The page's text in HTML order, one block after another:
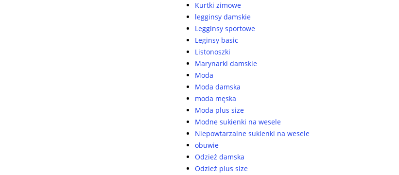
Kurtki zimowe
legginsy damskie
Legginsy sportowe
Leginsy basic
Listonoszki
Marynarki damskie
Moda
Moda damska
moda męska
Moda plus size
Modne sukienki na wesele
Niepowtarzalne sukienki na wesele
obuwie
Odzież damska
Odzież plus size